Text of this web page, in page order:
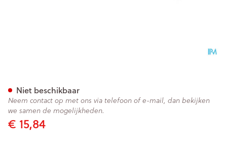
€ 15,84
Niet beschikbaar
Neem contact op met ons via telefoon of e-mail, dan bekijken
we samen de mogelijkheden.